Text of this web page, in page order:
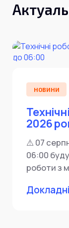
НОВИНИ
2026
⚠️ 07
06:00
роботи з